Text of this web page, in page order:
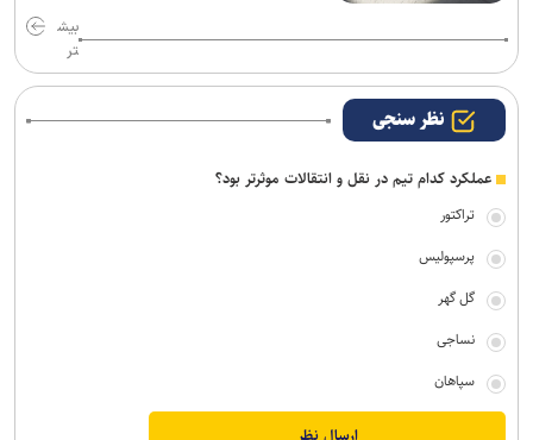
بیش
تر
نظر سنجی
عملکرد کدام تیم در نقل و انتقالات موثرتر بود؟
تراکتور
پرسپولیس
گل گهر
نساجی
سپاهان